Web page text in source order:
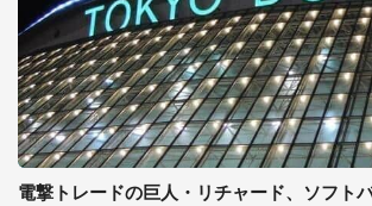
電撃トレードの巨人・リチャード、ソフト